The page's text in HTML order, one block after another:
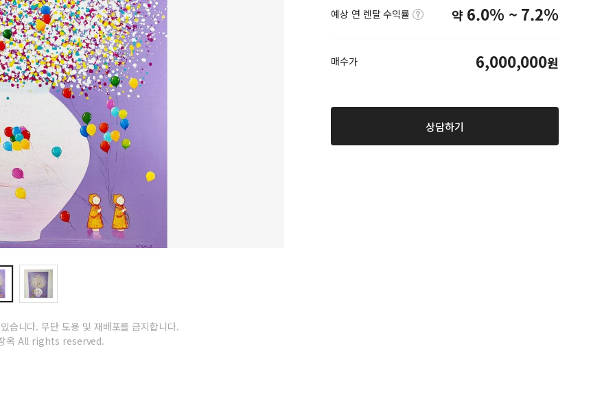
습니다. 무단 도용 및 재배포를 금지합니다.
옥 All rights reserved.
예상 연 렌탈 수익률 약 6.0% ~ 7.2%
매수가 6,000,000원
상담하기